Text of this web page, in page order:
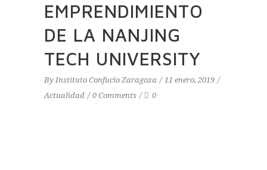
EMPRENDIMIENTO
DE LA NANJING
TECH UNIVERSITY
By Instituto Confucio Zaragoza
11 enero, 2019
Actualidad
0 Comments 0